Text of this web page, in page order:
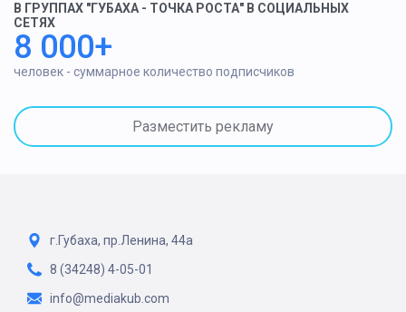
В ГРУППАХ "ГУБАХА - ТОЧКА РОСТА" В СОЦИАЛЬНЫХ
СЕТЯХ
8 000+
человек - суммарное количество подписчиков
Разместить рекламу
г.Губаха, пр.Ленина, 44а
8 (34248) 4-05-01
info@mediakub.com